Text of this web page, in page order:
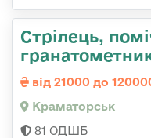
Стрілець,
від 21000 до
Краматорськ
81 ОДШБ